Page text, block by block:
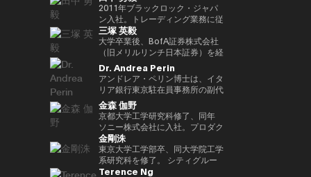
ムではあまり重視されてこなかっ
た発散的思考やデザイン思考など
のスキルを育む放課後型デジタル
ラボ、Dalton Learning Labを設
立しました。また、テクノロジー
における社会的意義のある課題を
研究するOutblazeのリサーチ部
門、ThinkBlazeの創設者でもあ
ります。 2018年以降、Yat氏は
ゲーム業界におけるブロックチェ
ーンおよびNFT（非代替性トーク
ン）の活用を早期から提唱してき
ました。これにより、ゲーマーは
ゲーム内資産やデータ、ひいては
価値そのものを真に所有できるよ
うになると考えられています。分
設立している。 また、ビットコ
インの初期投資家かつ思想的リー
ダー（thought leader）として
も知られ、Ethereum や Tether
を含む主要ブロックチェーンプロ
ジェクトの初期マーケティングお
よびアドバイザリーに関与した人
物である。こうした功績から、
CNBC により「クリプト界のゴ
ッドファーザー（the Godfather
of Crypto）」と称されている。
2013年には BitAngels を、2014
年には BitAngels Fund 1 を共同
設立。同ファンドは、イーサリア
ムのクラウドセールにおいて、1
トークン30セントという価格で
日本ブロックチェーン協会理事就
任。同志社大卒、東大EMP第17
期修了。
所グループの清算決済分野の経営
企画を担当。2016年より
PwCJapanのCEO Office（経営
企画）にて、リーダーシップチー
ムの戦略的な議論をサポート。
2018年7月、世界的な暗号資産取
引所であるKrakenを運営する
Payward, Inc.（米国）に入社
し、金融庁登録に貢献。2020年3
月より同社日本代表就任。 2022
年7月Binance日本代表に就任。
オックスフォード大学経営学修士
（MBA）修了。
資産を含む幅広いプロダクトにお
いて機関投資家に流動性を提供す
る。また日本国内の証券会社、運
用会社、取引所・交換所、電子取
引プラットフォームとのビジネス
開発を担当し、同社の日本関連の
ビジネス全般に携わる。 FLOW
TRADERSは東京証券取引所の
Best Market Makerとして毎年表
彰されるとともに、暗号資産等の
デジタルアセットや海外の暗号資
産ETFも積極的にマーケットメイ
クを行い、上場企業である同社は
伝統金融とデジタルアセット業界
の懸け橋としての強みを持つ。
するSMBCグループの取り組みを
取りまとめ。 2025年6月まで日
本銀行決済機構局参事役。決済機
構局では、新しい技術を使った決
済高度化プロジェクトの企画・推
進（Project Agora等）、AIの金
融システムへの影響に関する国際
的検討等に従事。また、BIS決済
市場インフラ委員会（CPMI）、
G7デジタル決済専門家グループ
（2023年共同議長）、金融安定
委員会（FSB）イノベーションネ
ットワーク、BIS・中央銀行
CBDCグループなど、国際的な政
策協議体にも幅広く従事。 日本
銀行では、他に長崎支店長、香港
2011年ブラックロック・ジャパ
ン入社。トレーディング業務に従
事後、2024年3月よりブラックロ
ック・グローバル・マーケッツ部
長としてトレーディング、セキュ
リティーズ・レンディング、キャ
ッシュ・マネジメントを統括。ま
たデジタル戦略の分野においても
日本にて従事。2025年1月よりグ
ローバル・プロダクト・ソリュー
ション部を兼務し、同部内でトラ
ンジション・マネジメントを統
括。
三塚 英毅
大学卒業後、BofA証券株式会社
（旧メリルリンチ日本証券）を経
て、BNPパリバ証券株式会社にて
複数の役職を経た後、グローバル
マーケッツ統括本部COOに就
任。Web3企業の Animoca
Brands 株式会社にて創業時より
COOとして参画した後、2024年
3月より現職。
Dr. Andrea Perin
アンドレア・ペリン博士は、イタ
リア銀行東京駐在員事務所の副代
表です。この職務において、日
本、韓国、台湾、オーストラリ
ア、ニュージーランドにおける経
済政策論議ならびにマクロ経済・
金融動向の分析を担当していま
す。また、現地の金融・監督当
局、機関投資家、ビジネスコミュ
金森 伽野
京都大学工学研究科修了、同年
ソニー株式会社に入社。プロダク
ト設計開発・商品企画・マーケテ
ィング業務に従事。その後、ネッ
ト証券でフィンテック新規事業立
ち上げ、カスタマーエクスペリエ
金剛洙
東京大学工学部卒、同大学院工学
系研究科を修了。 シティグルー
プ証券株式会社に入社し、日本国
Terence Ng